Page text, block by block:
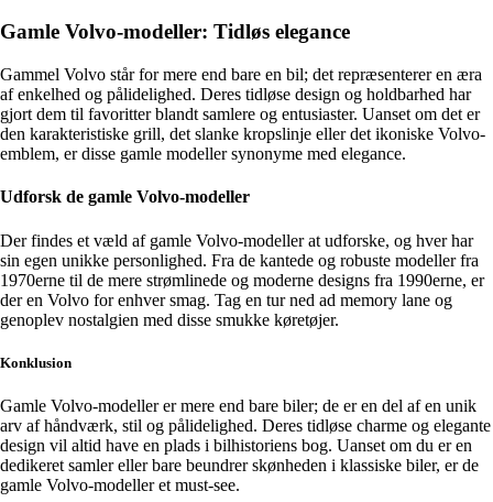
Gamle Volvo-modeller: Tidløs elegance
Gammel Volvo står for mere end bare en bil; det repræsenterer en æra
af enkelhed og pålidelighed. Deres tidløse design og holdbarhed har
gjort dem til favoritter blandt samlere og entusiaster. Uanset om det er
den karakteristiske grill, det slanke kropslinje eller det ikoniske Volvo-
emblem, er disse gamle modeller synonyme med elegance.
Udforsk de gamle Volvo-modeller
Der findes et væld af gamle Volvo-modeller at udforske, og hver har
sin egen unikke personlighed. Fra de kantede og robuste modeller fra
1970erne til de mere strømlinede og moderne designs fra 1990erne, er
der en Volvo for enhver smag. Tag en tur ned ad memory lane og
genoplev nostalgien med disse smukke køretøjer.
Konklusion
Gamle Volvo-modeller er mere end bare biler; de er en del af en unik
arv af håndværk, stil og pålidelighed. Deres tidløse charme og elegante
design vil altid have en plads i bilhistoriens bog. Uanset om du er en
dedikeret samler eller bare beundrer skønheden i klassiske biler, er de
gamle Volvo-modeller et must-see.